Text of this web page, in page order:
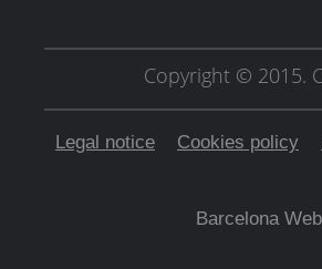
Copyright © 2015.
Legal notice Cookies policy
Barcelona